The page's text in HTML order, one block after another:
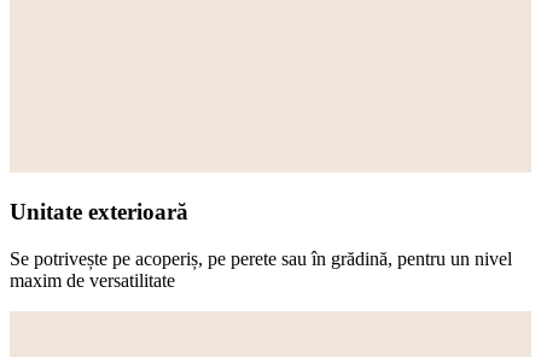
Unitate exterioară
Se potrivește pe acoperiș, pe perete sau în grădină, pentru un nivel
maxim de versatilitate